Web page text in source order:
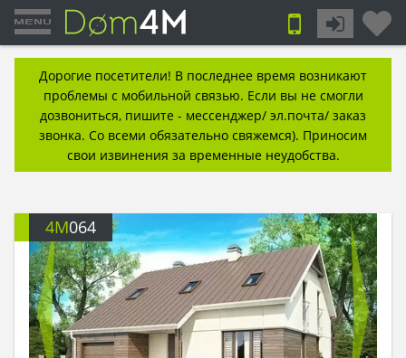
Дорогие посетители! В последнее время возникают
проблемы с мобильной связью. Если вы не смогли
дозвониться, пишите - мессенджер/ эл.почта/ заказ
звонка. Со всеми обязательно свяжемся). Приносим
свои извинения за временные неудобства.
4M064